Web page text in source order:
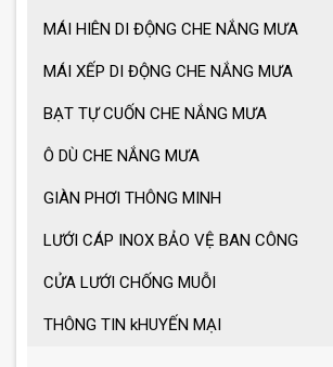
MÁI HIÊN DI ĐỘNG CHE NẮNG MƯA
MÁI XẾP DI ĐỘNG CHE NẮNG MƯA
BẠT TỰ CUỐN CHE NẮNG MƯA
Ô DÙ CHE NẮNG MƯA
GIÀN PHƠI THÔNG MINH
LƯỚI CÁP INOX BẢO VỆ BAN CÔNG
CỬA LƯỚI CHỐNG MUỖI
THÔNG TIN kHUYẾN MẠI